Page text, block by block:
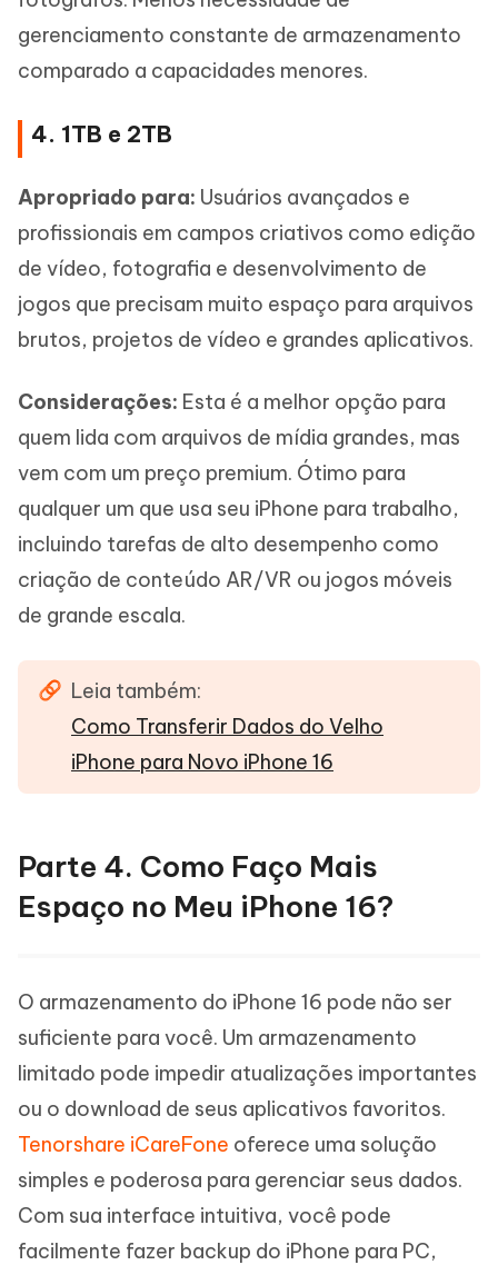
gerenciamento constante de armazenamento
comparado a capacidades menores.
4. 1TB e 2TB
Apropriado para: Usuários avançados e
profissionais em campos criativos como edição
de vídeo, fotografia e desenvolvimento de
jogos que precisam muito espaço para arquivos
brutos, projetos de vídeo e grandes aplicativos.
Considerações: Esta é a melhor opção para
quem lida com arquivos de mídia grandes, mas
vem com um preço premium. Ótimo para
qualquer um que usa seu iPhone para trabalho,
incluindo tarefas de alto desempenho como
criação de conteúdo AR/VR ou jogos móveis
de grande escala.
Leia também:
Como Transferir Dados do Velho
iPhone para Novo iPhone 16
Parte 4. Como Faço Mais
Espaço no Meu iPhone 16?
O armazenamento do iPhone 16 pode não ser
suficiente para você. Um armazenamento
limitado pode impedir atualizações importantes
ou o download de seus aplicativos favoritos.
Tenorshare iCareFone oferece uma solução
simples e poderosa para gerenciar seus dados.
Com sua interface intuitiva, você pode
facilmente fazer backup do iPhone para PC,